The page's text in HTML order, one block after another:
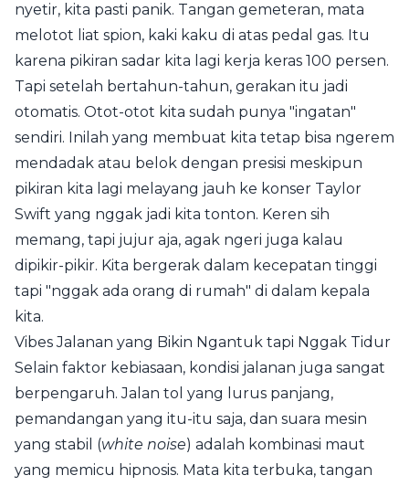
nyetir, kita pasti panik. Tangan gemeteran, mata
melotot liat spion, kaki kaku di atas pedal gas. Itu
karena pikiran sadar kita lagi kerja keras 100 persen.
Tapi setelah bertahun-tahun, gerakan itu jadi
otomatis. Otot-otot kita sudah punya "ingatan"
sendiri. Inilah yang membuat kita tetap bisa ngerem
mendadak atau belok dengan presisi meskipun
pikiran kita lagi melayang jauh ke konser Taylor
Swift yang nggak jadi kita tonton. Keren sih
memang, tapi jujur aja, agak ngeri juga kalau
dipikir-pikir. Kita bergerak dalam kecepatan tinggi
tapi "nggak ada orang di rumah" di dalam kepala
kita.
Vibes Jalanan yang Bikin Ngantuk tapi Nggak Tidur
Selain faktor kebiasaan, kondisi jalanan juga sangat
berpengaruh. Jalan tol yang lurus panjang,
pemandangan yang itu-itu saja, dan suara mesin
yang stabil (white noise) adalah kombinasi maut
yang memicu hipnosis. Mata kita terbuka, tangan